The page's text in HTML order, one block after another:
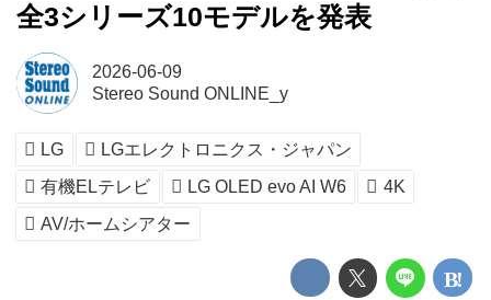
全3シリーズ10モデルを発表
2026-06-09
Stereo Sound ONLINE_y
LG
LGエレクトロニクス・ジャパン
有機ELテレビ
LG OLED evo AI W6
4K
AV/ホームシアター